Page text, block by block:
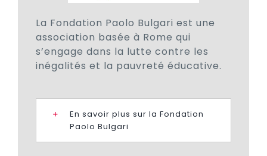
La Fondation Paolo Bulgari est une
association basée à Rome qui
s’engage dans la lutte contre les
inégalités et la pauvreté éducative.
En savoir plus sur la Fondation
Paolo Bulgari